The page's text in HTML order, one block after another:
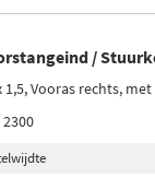
/
1,5, Vooras rechts,
2300